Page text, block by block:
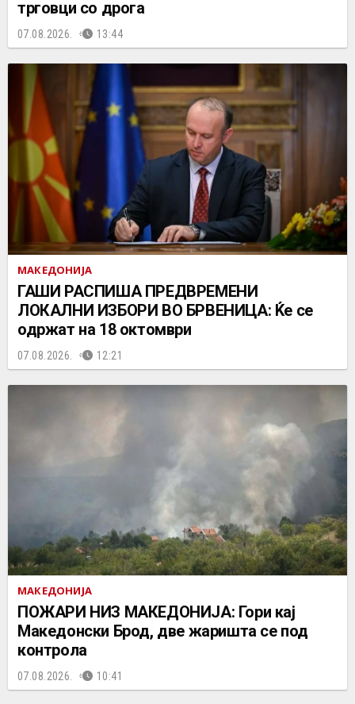
трговци со дрога
07.08.2026. 13:44
МАКЕДОНИЈА
ГАШИ РАСПИША ПРЕДВРЕМЕНИ
ЛОКАЛНИ ИЗБОРИ ВО БРВЕНИЦА: Ќе се
одржат на 18 октомври
07.08.2026. 12:21
МАКЕДОНИЈА
ПОЖАРИ НИЗ МАКЕДОНИЈА: Гори кај
Македонски Брод, две жаришта се под
контрола
07.08.2026. 10:41